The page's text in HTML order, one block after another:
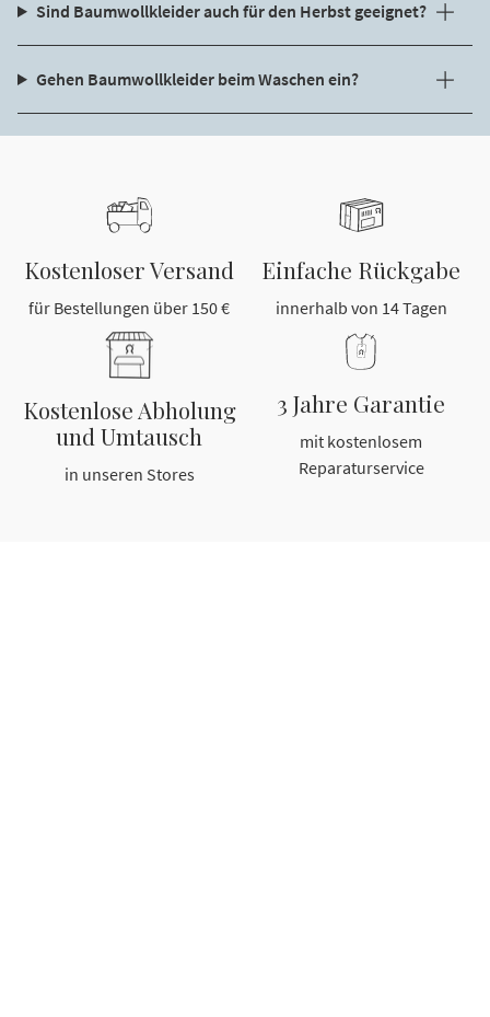
Sind Baumwollkleider auch für den Herbst geeignet?
Gehen Baumwollkleider beim Waschen ein?
Kostenloser Versand
für Bestellungen über 150 €
Einfache Rückgabe
innerhalb von 14 Tagen
Kostenlose Abholung
und Umtausch
in unseren Stores
3 Jahre Garantie
mit kostenlosem
Reparaturservice